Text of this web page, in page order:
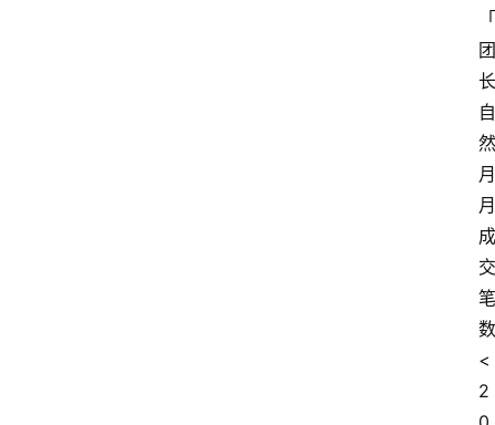
「
团
长
自
然
月
月
成
交
笔
数
<
2